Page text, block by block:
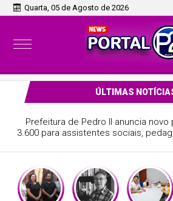
Quarta, 05 de Agosto de 2026
ÚLTIMAS
Prefeitura de Pedro II anuncia novo
3.600 para assistentes sociais,